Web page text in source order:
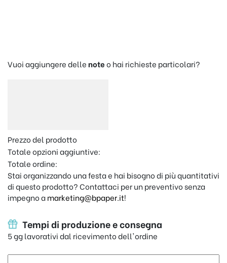
Vuoi aggiungere dellenoteo hai richieste particolari?
Prezzo del prodotto
Totale opzioni aggiuntive:
Totale ordine:
Stai organizzando una festa e hai bisogno di più quantitativi
di questo prodotto? Contattaci per un preventivo senza
impegno amarketing@bpaper.it!
Tempi di produzione e consegna
5 gg lavorativi dal ricevimento dell'ordine